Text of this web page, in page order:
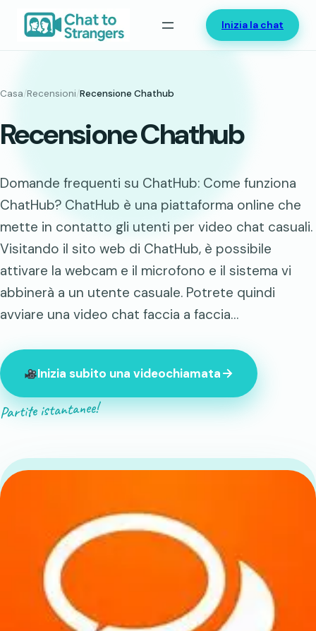
contenuto
Inizia la chat
Casa/Recensioni/Recensione Chathub
Recensione Chathub
Domande frequenti su ChatHub: Come funziona
ChatHub? ChatHub è una piattaforma online che
mette in contatto gli utenti per video chat casuali.
Visitando il sito web di ChatHub, è possibile
attivare la webcam e il microfono e il sistema vi
abbinerà a un utente casuale. Potrete quindi
avviare una video chat faccia a faccia…
Inizia subito una videochiamata
Partite istantanee!